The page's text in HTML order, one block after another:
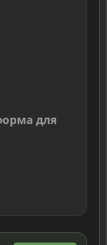
для